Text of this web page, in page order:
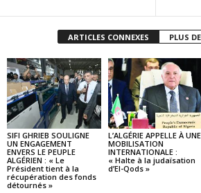
ARTICLES CONNEXES PLUS
SIFI GHRIEB SOULIGNE
UN ENGAGEMENT
ENVERS LE PEUPLE
ALGÉRIEN : « Le
Président tient à la
récupération des fonds
détournés »
L’ALGÉRIE APPELLE À UNE
MOBILISATION
INTERNATIONALE :
« Halte à la judaïsation
d’El-Qods »